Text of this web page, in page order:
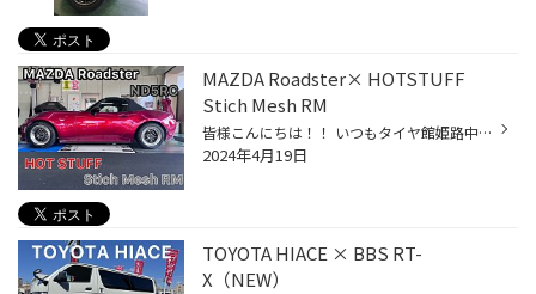
MAZDA Roadster× HOTSTUFF
Stich Mesh RM
皆様こんにちは！！ いつもタイヤ館姫路中央店WEBをご覧いただき誠にありがとうございます(^^) 本日はマツダ・ロードスターのホイール交換をご紹介します。 お客様のご指定でこの4月から販売されているホットスタッフのシュティッヒメッシュRMを取り付けさせていただきました！！ ロードスターには...
2024年4月19日
TOYOTA HIACE × BBS RT-
X（NEW）